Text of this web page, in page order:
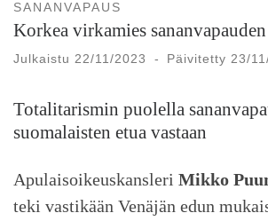
SANANVAPAUS
Korkea virkamies sananvapauden
Julkaistu 22/11/2023 - Päivitetty 23/
Totalitarismin puolella
suomalaisten etua vastaan
Apulaisoikeuskansleri Mikko
teki vastikään Venäjän edun